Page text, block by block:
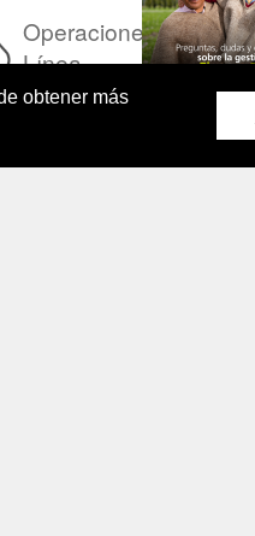
obtener más
Operaciones en
Línea